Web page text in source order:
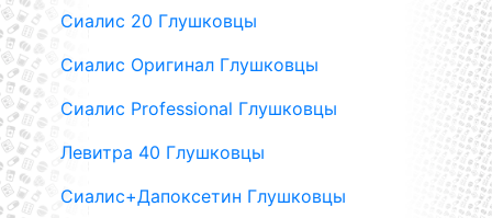
Сиалис 20 Глушковцы
Сиалис Оригинал Глушковцы
Сиалис Professional Глушковцы
Левитра 40 Глушковцы
Сиалис+Дапоксетин Глушковцы